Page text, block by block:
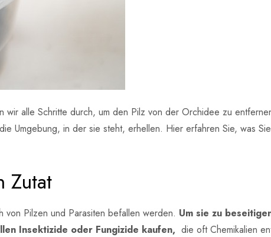
wir alle Schritte durch, um den Pilz von der Orchidee zu
Umgebung, in der sie steht, erhellen. Hier erfahren Sie, was
Zutat
Pilzen und Parasiten befallen werden. Um sie zu
Insektizide oder Fungizide kaufen, die oft Chemikalien